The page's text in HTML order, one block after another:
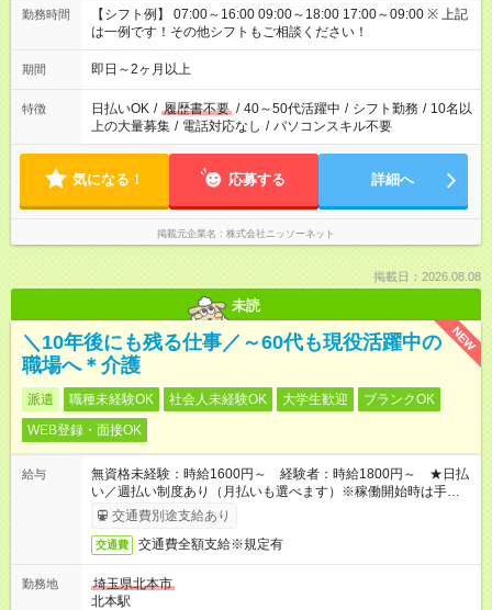
勤務時間
【シフト例】 07:00～16:00 09:00～18:00 17:00～09:00 ※ 上記
は一例です！その他シフトもご相談ください！
期間 即日～2ヶ月以上
特徴 日払いOK / 履歴書不要 / 40～50代活躍中 / シフト勤務 / 10名以
上の大量募集 / 電話対応なし / パソコンスキル不要
気になる！ 応募する 詳細へ
掲載元企業名 株式会社ニッソーネット
掲載日：2026.08.08
未読
NEW
＼10年後にも残る仕事／～60代も現役活躍中の
職場へ＊介護
派遣 職種未経験OK 社会人未経験OK 大学生歓迎
ブランクOK
WEB登録・面接OK
給与
無資格未経験：時給1600円～ 経験者：時給1800円～ ★日払
い／週払い制度あり（月払いも選べます）※稼働開始時は手続き
完了次第のお支払いとなります。
交通費別途支給あり
交通費 交通費全額支給※規定有
勤務地
埼玉県北本市
北本駅